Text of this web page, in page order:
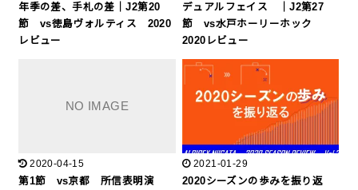
年季の差、手札の差｜J2第20
節 vs徳島ヴォルティス 2020
レビュー
デュアルフェイス ｜J2第27
節 vs水戸ホーリーホック
2020レビュー
2020-04-15
第1節 vs京都 所信表明演
2021-01-29
2020シーズンの歩みを振り返